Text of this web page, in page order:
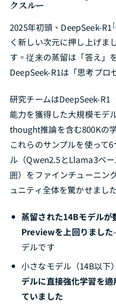
クスルー
2025年初頭、DeepSeek-R1
く新しい次元に押し上げま
す。従来の蒸留は「答え」
DeepSeek-R1は「思考プロ
研究チームはDeepSeek-R1
能力を獲得した大規模モデ
thought推論を含む800Kの
これらのサンプルを使って
ル（Qwen2.5とLlama3ベ
囲）をファインチューニン
ュニティ全体を驚かせまし
蒸留された14Bモデル
Previewを上回りました
デルです
小さなモデル（14B以下
デルに直接強化学習を
ていました